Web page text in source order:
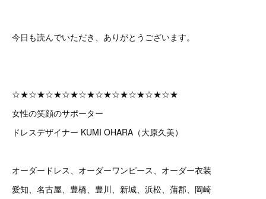
今日も読んでいただき、ありがとうございます。
☆★☆★☆★☆★☆★☆★☆★☆★☆★☆★
女性の笑顔のサポーター
ドレスデザイナー KUMI OHARA（大原久美）
オーダードレス、オーダーワンピース、オーダー衣装
愛知、名古屋、豊橋、豊川、新城、浜松、蒲郡、岡崎